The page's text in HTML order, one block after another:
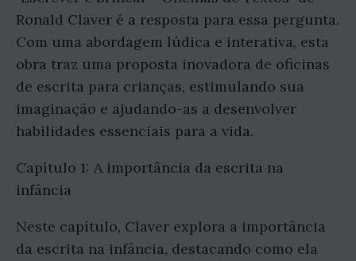
Ronald Claver é a resposta para essa pergunta.
Com uma abordagem lúdica e interativa, esta
obra traz uma proposta inovadora de oficinas
de escrita para crianças, estimulando sua
imaginação e ajudando-as a desenvolver
habilidades essenciais para a vida.
Capítulo 1: A importância da escrita na
infância
Neste capítulo, Claver explora a importância
da escrita na infância, destacando como ela